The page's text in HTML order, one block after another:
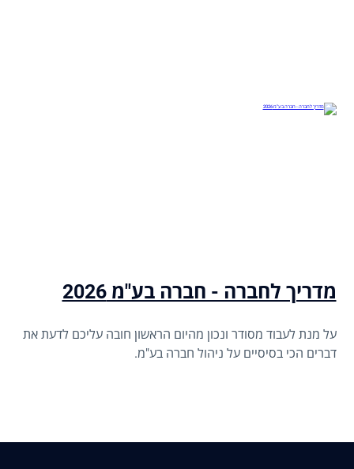
מדריך לחברה - חברה בע"מ 2026
על מנת לעבוד מסודר ונכון מהיום הראשון חובה עליכם לדעת את
דברים הכי בסיסיים על ניהול חברה בע"מ.